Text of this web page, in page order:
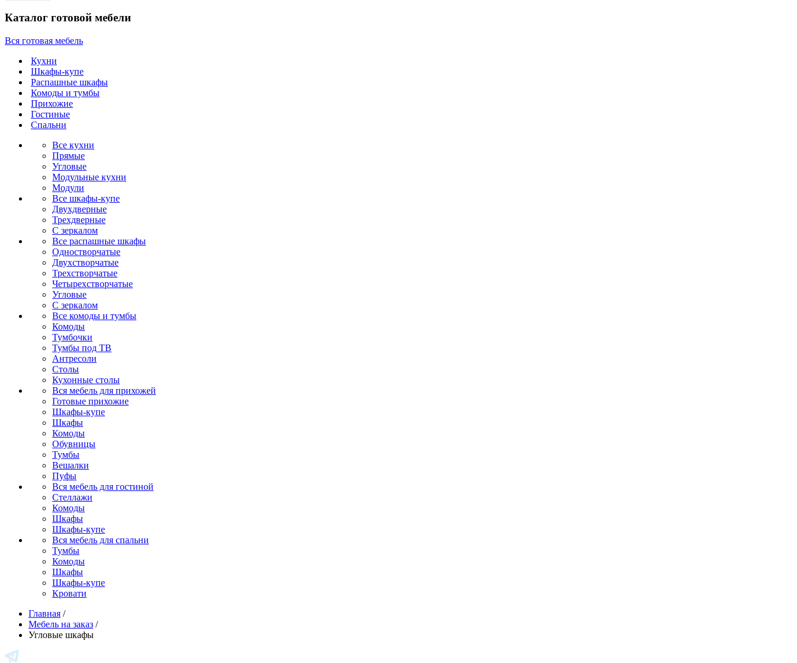
Каталог готовой мебели
Вся готовая мебель
Кухни
Шкафы-купе
Распашные шкафы
Комоды и тумбы
Прихожие
Гостиные
Спальни
Все кухни
Прямые
Угловые
Модульные кухни
Модули
Все шкафы-купе
Двухдверные
Трехдверные
С зеркалом
Все распашные шкафы
Одностворчатые
Двухстворчатые
Трехстворчатые
Четырехстворчатые
Угловые
С зеркалом
Все комоды и тумбы
Комоды
Тумбочки
Тумбы под ТВ
Антресоли
Столы
Кухонные столы
Вся мебель для прихожей
Готовые прихожие
Шкафы-купе
Шкафы
Комоды
Обувницы
Тумбы
Вешалки
Пуфы
Вся мебель для гостиной
Стеллажи
Комоды
Шкафы
Шкафы-купе
Вся мебель для спальни
Тумбы
Комоды
Шкафы
Шкафы-купе
Кровати
Главная /
Мебель на заказ /
Угловые шкафы